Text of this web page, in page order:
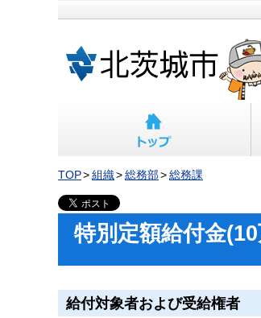
TOP 組織 総務部 総務課
特別定額給付金
給付対象者および受給権者